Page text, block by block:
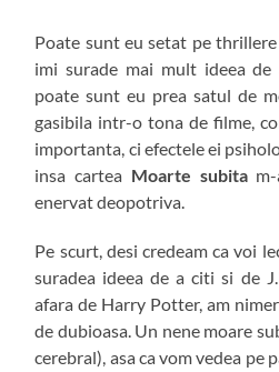
Poate sunt eu setat pe
imi surade mai mult ideea
poate sunt eu prea satul de
gasibila intr-o tona de filme,
importanta, ci efectele ei
insa cartea Moarte subitam-
enervat deopotriva.
Pe scurt, desi credeam ca voi
suradea ideea de a citi si de
afara de Harry Potter, am
de dubioasa. Un nene moare
cerebral), asa ca vom vedea pe